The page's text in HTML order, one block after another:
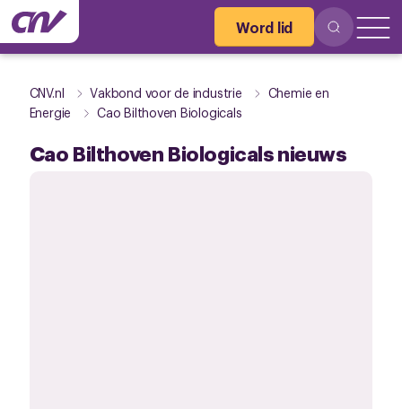
Word lid
CNV.nl Vakbond voor de industrie
Chemie en
Energie
Cao Bilthoven Biologicals
Cao Bilthoven Biologicals nieuws